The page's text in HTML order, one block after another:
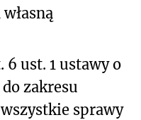
ust. 1 ustawy o
zakresu
sprawy